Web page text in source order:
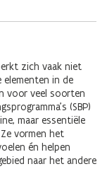
zich vaak niet
in de
voor veel soorten
(SBP)
maar essentiële
vormen het
én helpen
naar het andere